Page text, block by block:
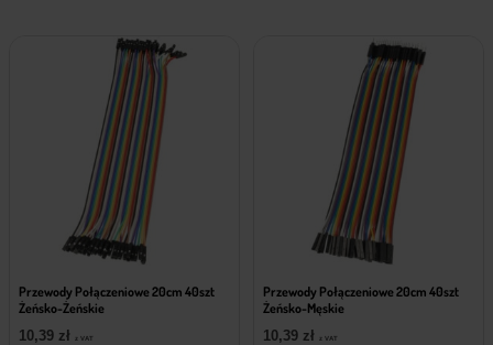
Przewody Połączeniowe 20cm 40szt
Żeńsko-Żeńskie
10,39 zł z VAT
Przewody Połączeniowe 20cm 40szt
Żeńsko-Męskie
10,39 zł z VAT